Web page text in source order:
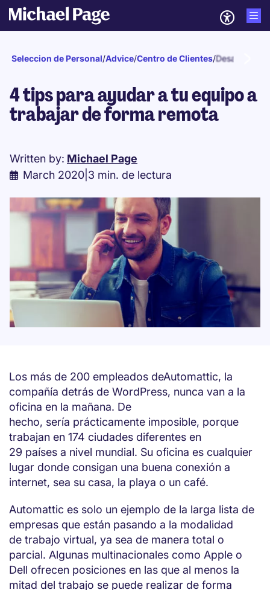
Seleccion de Personal/Advice/Centro de Clientes/Desarrollo
4 tips para ayudar a tu equipo a
trabajar de forma remota
Written by: Michael Page
March 2020 3 min. de lectura
Los más de 200 empleados deAutomattic, la
compañía detrás de WordPress, nunca van a la
oficina en la mañana. De
hecho, sería prácticamente imposible, porque
trabajan en 174 ciudades diferentes en
29 países a nivel mundial. Su oficina es cualquier
lugar donde consigan una buena conexión a
internet, sea su casa, la playa o un café.
Automattic es solo un ejemplo de la larga lista de
empresas que están pasando a la modalidad
de trabajo virtual, ya sea de manera total o
parcial. Algunas multinacionales como Apple o
Dell ofrecen posiciones en las que al menos la
mitad del trabajo se puede realizar de forma